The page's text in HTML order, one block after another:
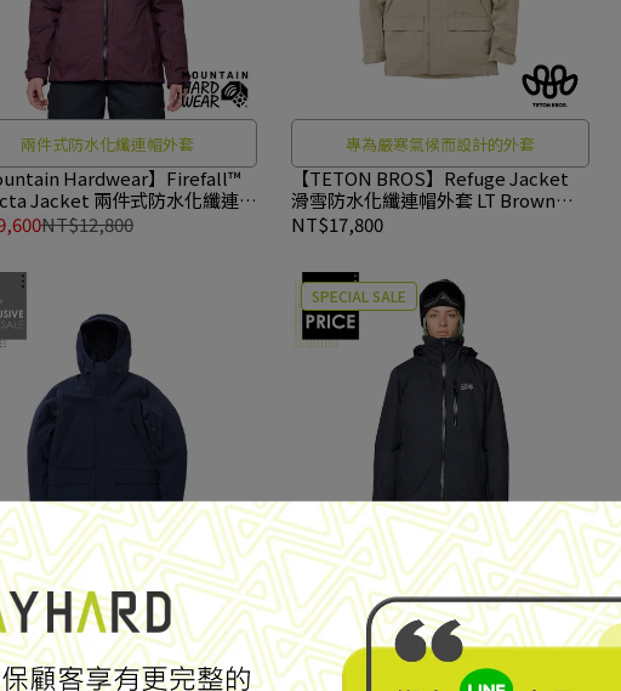
兩件式防水化纖連帽外套
Hardwear】Firefall™
Jacket 兩件式防水化纖連帽
款 黑莓紫 #2134751
NT$12,800
專為嚴寒氣候而設計的外套
【TETON BROS】Refuge Jacket
滑雪防水化纖連帽外套 LT Brown
#TB25303M
NT$17,800
專為嚴寒氣候而設計的外套
BROS】Refuge Jacket
水化纖連帽外套 Dark Navy
SPECIAL SALE
兩件式防水化纖連帽外套
【Mountain Hardwear】Firefall™
Trifecta Jacket 兩件式防水化纖連帽
外套 女款 黑色 #2134751
NT$9,600 NT$12,800